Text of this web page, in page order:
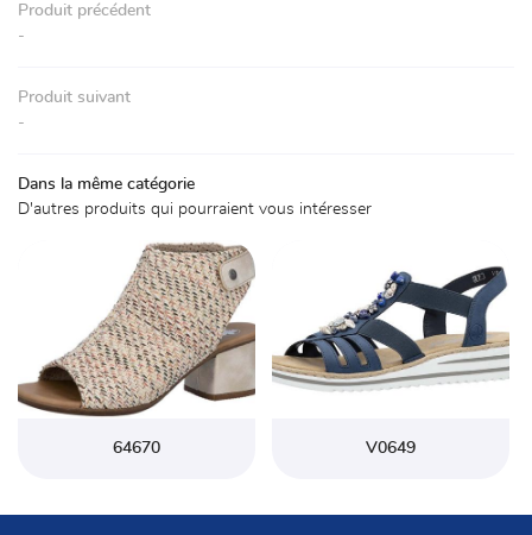
Contact
Produit précédent
-
Produit suivant
-
Dans la même catégorie
D'autres produits qui pourraient vous intéresser
64670 V0649